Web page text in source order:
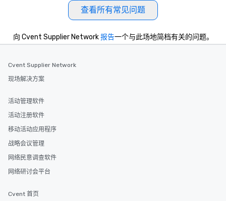
Smacking Foodie Tours offers a way
to gather and dine that few have
remember. Our one-of-a-kind tours
will reminisce about long after they
leave. Location, Location, Location
convenient and efficient way the
experience is designed. All
walking distance of each other. The
short stroll allows your group
members a chance to engage in prime
heading to the next place on your tour
Our tours offer an exquisite feast plus
查看所有常见问题
向 Cvent Supplier Network报告一个与此场地简档有关的问题。
Cvent Supplier Network
现场解决方案
活动管理软件
活动注册软件
移动活动应用程序
战略会议管理
网络民意调查软件
网络研讨会平台
Cvent 首页